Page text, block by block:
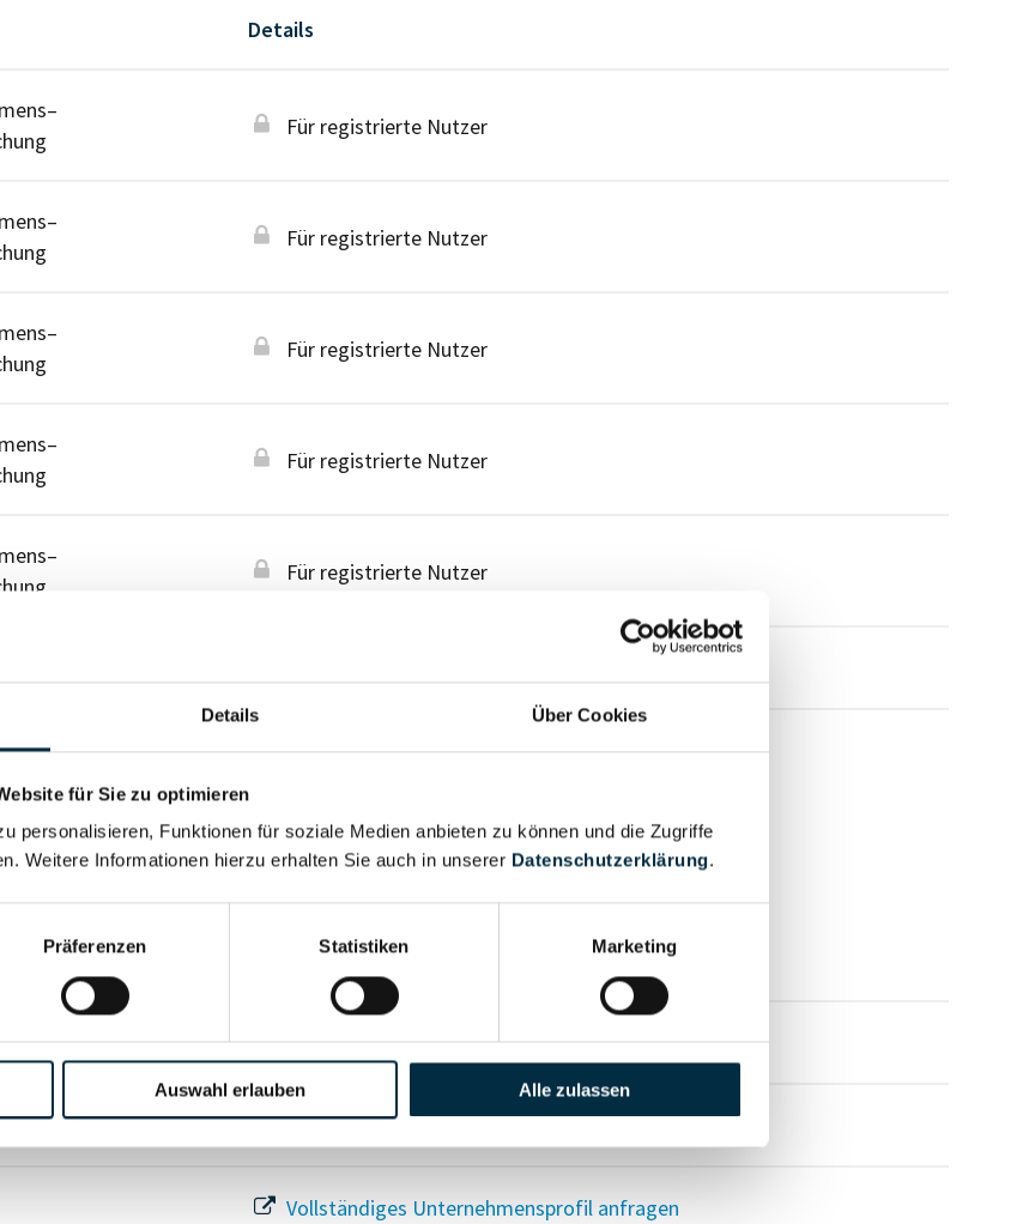
Details Über Cookies
für Sie zu optimieren
personalisieren, Funktionen für soziale Medien anbieten zu können und die Zugriffe
Weitere Informationen hierzu erhalten Sie auch in unserer Datenschutzerklärung.
Präferenzen Statistiken Marketing
Auswahl erlauben Alle zulassen
Details
Für registrierte Nutzer
Für registrierte Nutzer
Für registrierte Nutzer
Für registrierte Nutzer
Für registrierte Nutzer
Für registrierte Nutzer
Für registrierte Nutzer
Für registrierte Nutzer
Vollständiges Unternehmensprofil anfragen